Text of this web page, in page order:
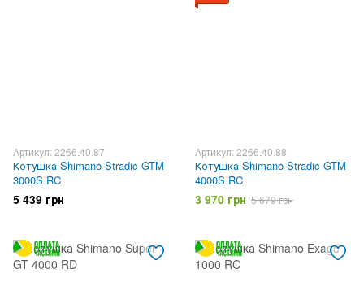
Артикул: 2266.40.87
Котушка Shimano Stradic GTM
3000S RC
5 439 грн
Артикул: 2266.40.88
Котушка Shimano Stradic GTM
4000S RC
3 970 грн 5 679 грн